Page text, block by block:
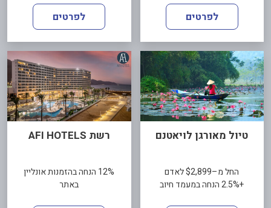
לפרטים לפרטים
טיול מאורגן לויאטנם
החל מ–$2,899 לאדם
+2.5% הנחה במעמד חיוב
רשת AFI HOTELS
12% הנחה בהזמנות אונליין
באתר